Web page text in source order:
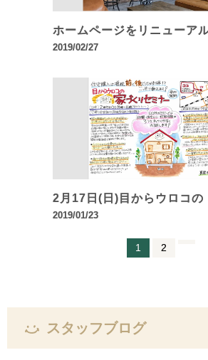
ホームページをリニューア
2019/02/27
2月17日(日)目からウロコ
2019/01/23
1 2
スタッフブログ